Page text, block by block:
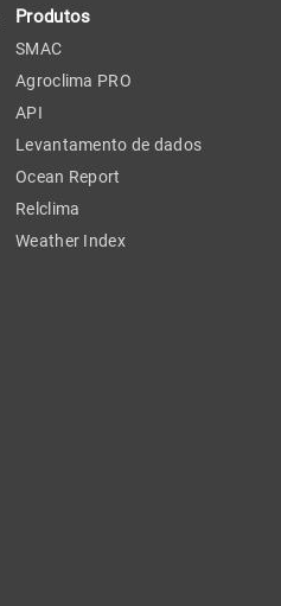
Produtos
SMAC
Agroclima PRO
API
Levantamento de dados
Ocean Report
Relclima
Weather Index